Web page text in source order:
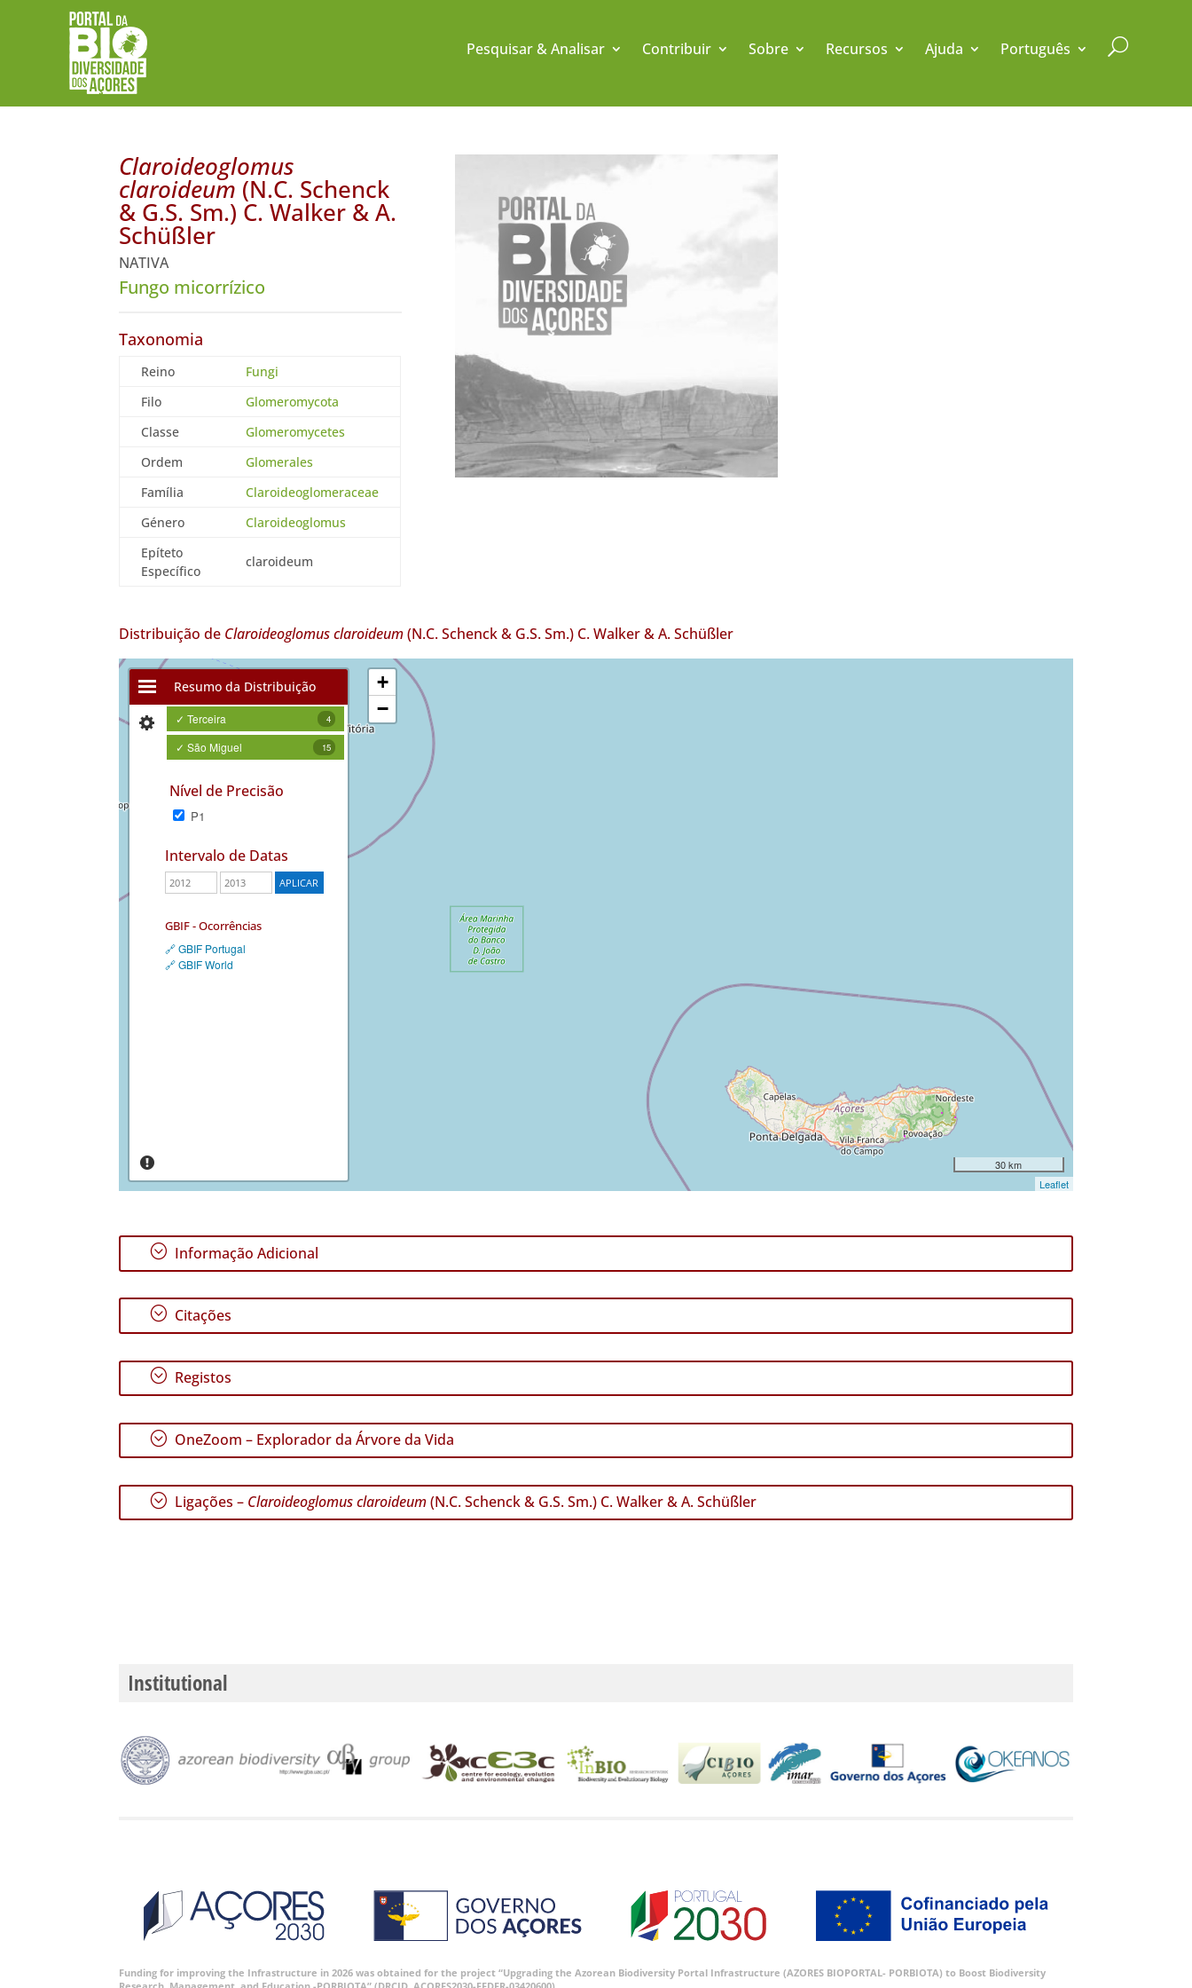
Pesquisar & Analisar Contribuir Sobre Recursos Ajuda Português U
Claroideoglomus
claroideum (N.C. Schenck
& G.S. Sm.) C. Walker & A.
Schüßler
NATIVA
Fungo micorrízico
Taxonomia
Reino
Fungi
Filo
Glomeromycota
Classe
Glomeromycetes
Ordem
Glomerales
Família
Claroideoglomeraceae
Género
Claroideoglomus
Epíteto
Específico
claroideum
Distribuição de Claroideoglomus claroideum(N.C. Schenck & G.S. Sm.) C. Walker & A. Schüßler
Resumo da Distribuição
✓ Terceira 4
✓ São Miguel 15
Nível de Precisão
P1
Intervalo de Datas
GBIF - Ocorrências
🔗 GBIF Portugal
🔗 GBIF World
+
−
30 km
Leaflet
; Informação Adicional
; Citações
; Registos
; OneZoom – Explorador da Árvore da Vida
; Ligações – Claroideoglomus claroideum(N.C. Schenck & G.S. Sm.) C. Walker & A. Schüßler
Institutional
Funding for improving the Infrastructure in 2026 was obtained for the project “Upgrading the Azorean Biodiversity Portal Infrastructure (AZORES BIOPORTAL- PORBIOTA) to Boost Biodiversity